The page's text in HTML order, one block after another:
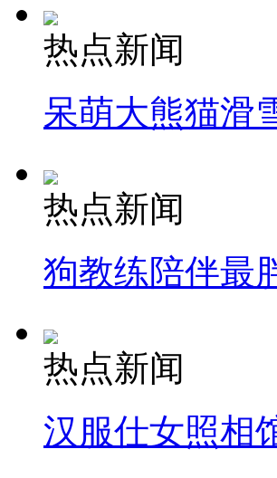
热点新闻
呆萌大熊猫滑
热点新闻
狗教练陪伴最
热点新闻
汉服仕女照相